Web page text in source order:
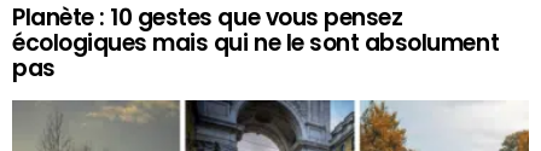
Planète : 10 gestes que vous pensez
écologiques mais qui ne le sont absolument
pas